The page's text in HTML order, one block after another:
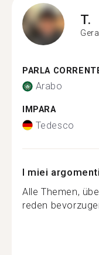
T.
Gera
PARLA
Arabo
IMPARA
Tedesco
I miei
Alle Themen,
reden